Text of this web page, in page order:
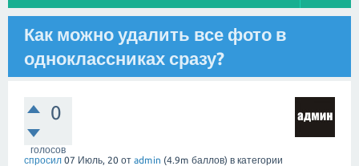
Как можно удалить все фото в
одноклассниках сразу?
0
голосов
спросил 07 Июль, 20 от admin (4.9m баллов) в категории